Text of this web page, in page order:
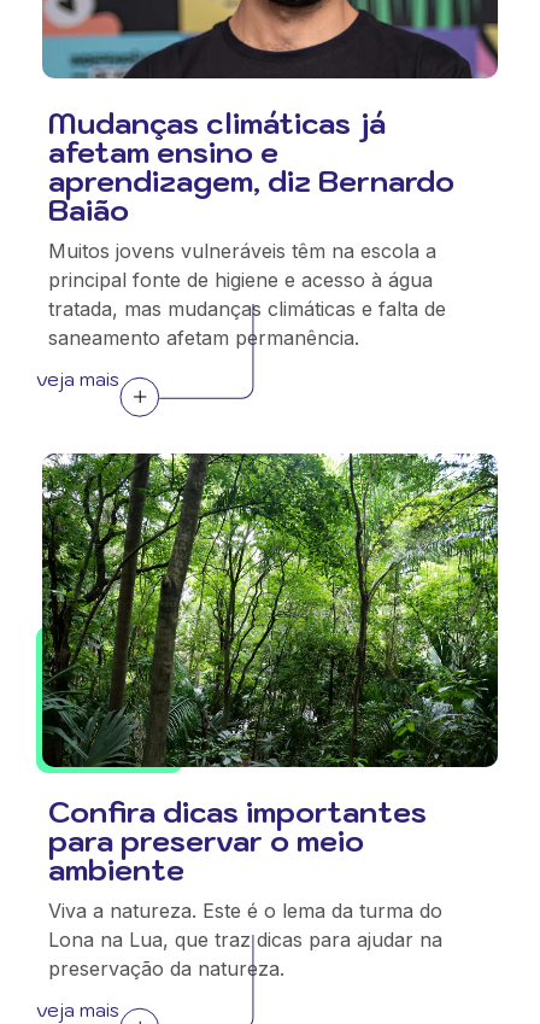
Mudanças climáticas já
afetam ensino e
aprendizagem, diz Bernardo
Baião
Muitos jovens vulneráveis têm na escola a
principal fonte de higiene e acesso à água
tratada, mas mudanças climáticas e falta de
saneamento afetam permanência.
veja mais
Confira dicas importantes
para preservar o meio
ambiente
Viva a natureza. Este é o lema da turma do
Lona na Lua, que traz dicas para ajudar na
preservação da natureza.
veja mais